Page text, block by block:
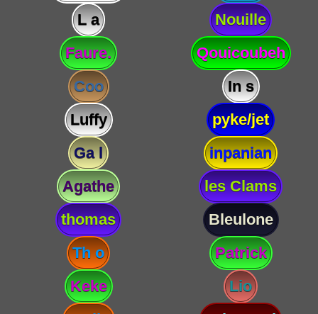
L a
Nouille
Faure.
Qouicoubeh
Coo
In s
Luffy
pyke/jet
Ga l
inpanian
Agathe
les Clams
thomas
Bleulone
Th o
Patrick
Keke
Lio